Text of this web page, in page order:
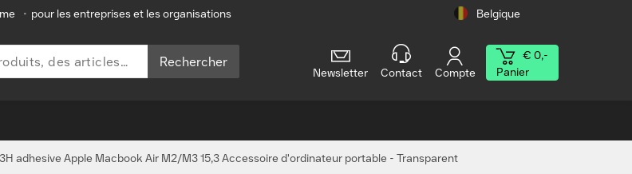
• pour les entreprises et les organisations Belgique
Rechercher
Newsletter Contact Compte
€ 0,-
Panier
adhesive Apple Macbook Air M2/M3 15,3 Accessoire d'ordinateur portable - Transparent